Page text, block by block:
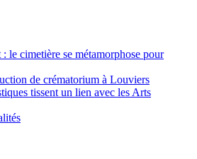
le cimetière se métamorphose pour
de crématorium à Louviers
tissent un lien avec les Arts